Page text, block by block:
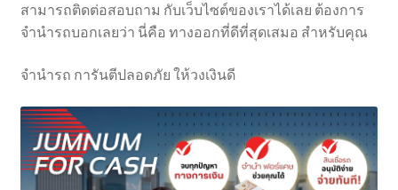
สามารถติดต่อสอบถาม กับเว็บไซต์ของเราได้เลย ต้องการ
จำนำรถบอกเลยว่า นี่คือ ทางออกที่ดีที่สุดเสมอ สำหรับคุณ
จำนำรถ การันตีปลอดภัย ให้วงเงินดี